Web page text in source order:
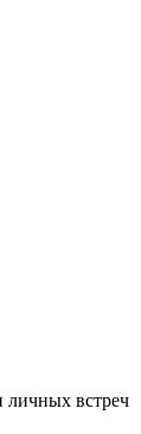
личных встреч